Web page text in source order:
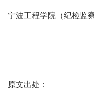
宁波工程学院（纪检监
原文出处：